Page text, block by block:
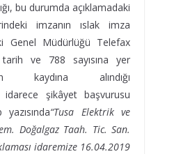
bu durumda açıklamadaki
imzanın ıslak imza
Genel Müdürlüğü Telefax
tarih ve 788 sayısına yer
kaydına alındığı
idarece şikâyet başvurusu
“Tusa Elektrik ve
Doğalgaz Taah. Tic. San.
idaremize 16.04.2019